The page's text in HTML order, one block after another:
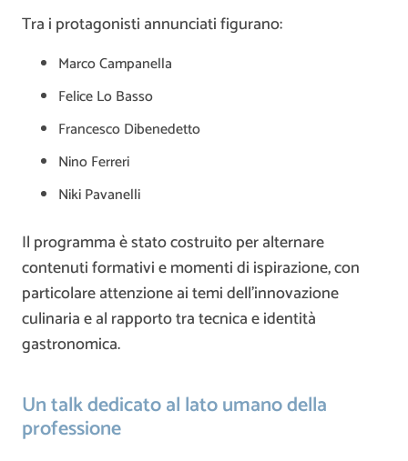
Tra i protagonisti annunciati figurano:
Marco Campanella
Felice Lo Basso
Francesco Dibenedetto
Nino Ferreri
Niki Pavanelli
Il programma è stato costruito per alternare
contenuti formativi e momenti di ispirazione, con
particolare attenzione ai temi dell’innovazione
culinaria e al rapporto tra tecnica e identità
gastronomica.
Un talk dedicato al lato umano della
professione